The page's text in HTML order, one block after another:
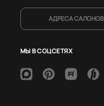
АДРЕСА САЛОНОВ
МЫ В СОЦСЕТЯХ